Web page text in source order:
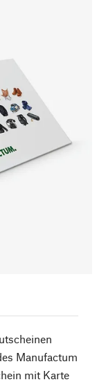
Manufactum
mit Karte